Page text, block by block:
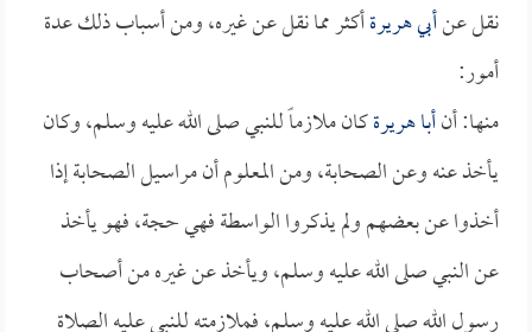
نقل عنأبي هريرةأكثر مما نقل عن غيره، ومن أسباب ذلك عدة
أمور:
منها: أنأبا هريرةكان ملازماً للنبي صلى الله عليه وسلم، وكان
يأخذ عنه وعن الصحابة، ومن المعلوم أن مراسيل الصحابة إذا
أخذوا عن بعضهم ولم يذكروا الواسطة فهي حجة، فهو يأخذ
عن النبي صلى الله عليه وسلم، ويأخذ عن غيره من أصحاب